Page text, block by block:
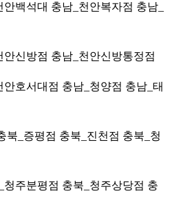
백석대 충남_천안복자점 충남_
신방점 충남_천안신방통정점
호서대점 충남_청양점 충남_태
북_증평점 충북_진천점 충북_청
주분평점 충북_청주상당점 충